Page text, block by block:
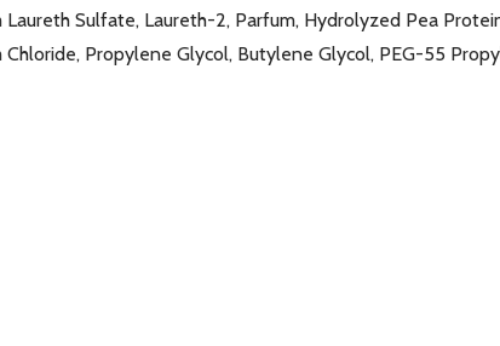
Sulfate, Laureth-2, Parfum, Hydrolyzed Pea
Propylene Glycol, Butylene Glycol, PEG-55